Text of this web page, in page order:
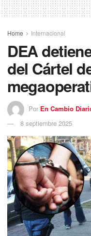
Home Internacional
DEA
del Cártel
Por En Cambio
8 septiembre 2025